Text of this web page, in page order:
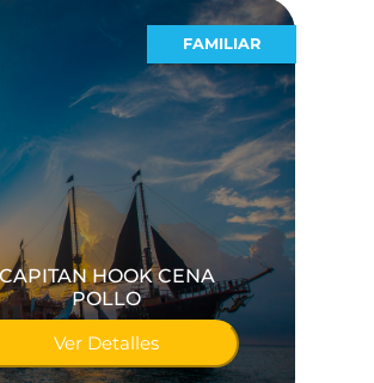
FAMILIAR
HOOK CENA
POLLO
Ver Detalles